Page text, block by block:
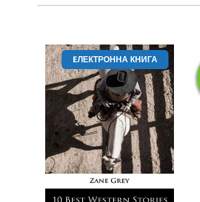
EЛЕКТРОННА КНИГА